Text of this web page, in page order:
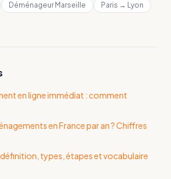
Déménageur Marseille
Paris → Lyon
en ligne immédiat : comment
en France par an ? Chiffres
types, étapes et vocabulaire